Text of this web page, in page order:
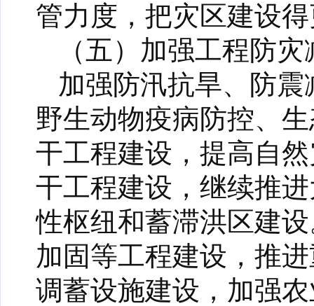
管力度，把灾区建设
（五）加强工程防
加强防汛抗旱、防
野生动物疫病防控、
干工程建设，提高自
干工程建设，继续推
性枢纽和蓄滞洪区建
加固等工程建设，推
调蓄设施建设，加强